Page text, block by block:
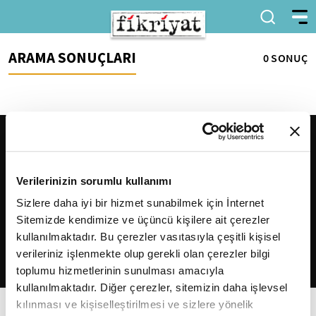
Verilerinizin sorumlu kullanımı
Sizlere daha iyi bir hizmet sunabilmek için İnternet
Sitemizde kendimize ve üçüncü kişilere ait çerezler
kullanılmaktadır. Bu çerezler vasıtasıyla çeşitli kişisel
verileriniz işlenmekte olup gerekli olan çerezler bilgi
toplumu hizmetlerinin sunulması amacıyla
kullanılmaktadır. Diğer çerezler, sitemizin daha işlevsel
kılınması ve kişiselleştirilmesi ve sizlere yönelik
ARAMA SONUÇLARI 0 SONUÇ
2026Fikriyat. Tüm hakları saklıdır.